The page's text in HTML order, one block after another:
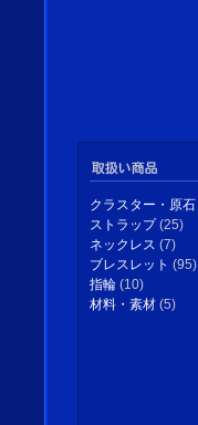
クラスター・原石
ストラップ(25)
ネックレス (7)
ブレスレット (95)
指輪 (10)
材料・素材 (5)